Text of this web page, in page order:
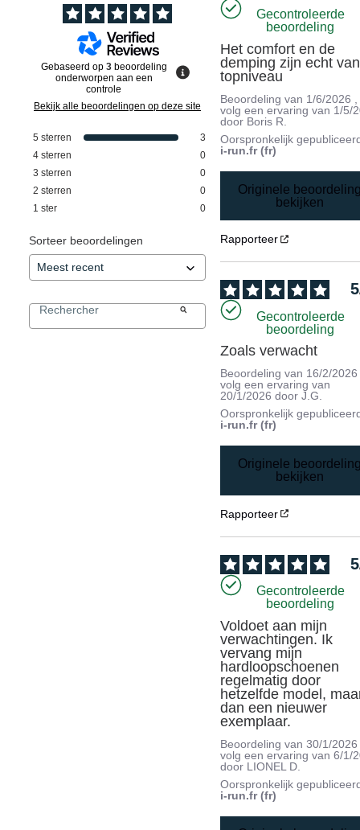
Gebaseerd op 3 beoordeling
onderworpen aan een
controle
Bekijk alle beoordelingen op deze site
5 sterren
3
4 sterren
0
3 sterren
0
2 sterren
0
1 ster 0
Sorteer beoordelingen
Gecontroleerde
beoordeling
Het comfort en de
demping zijn echt van
topniveau
Beoordeling van 1/6/2026
volg een ervaring van 1/5/
door Boris R.
Oorspronkelijk
i-run.fr (fr)
Originele
bekijken
Rapporteer
5
Gecontroleerde
beoordeling
Zoals verwacht
Beoordeling van 16/2/2026
volg een ervaring van
20/1/2026 doorJ.G.
Oorspronkelijk
i-run.fr (fr)
Originele
bekijken
Rapporteer
5
Gecontroleerde
beoordeling
Voldoet aan mijn
verwachtingen. Ik
vervang mijn
hardloopschoenen
regelmatig door
hetzelfde model,
dan een nieuwer
exemplaar.
Beoordeling van30/1/2026
volg een ervaring van6/1/
door LIONEL D.
Oorspronkelijk
i-run.fr (fr)